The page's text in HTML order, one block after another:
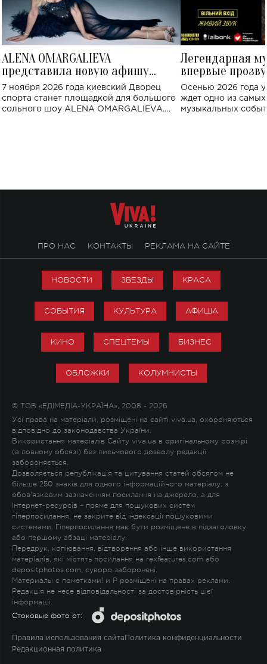
ALENA OMARGALIEVA
представила новую афишу
большого концерта во Дворце
спорта
7 ноября 2026 года киевский Дворец
спорта станет площадкой для большого
сольного шоу ALENA OMARGALIEVA.
Легендарная
впервые
Украине: где
Осенью 2026 года
ждет одно из
музыкальных
ПРО НАС КОНТАКТЫ РЕКЛАМА НА САЙТЕ
НОВОСТИ ЗВЕЗДЫ КРАСА
СОБЫТИЯ КУЛЬТУРА АФИША
КИНО СПЕЦТЕМЫ БИЗНЕС
ОБЛОЖКИ КОЛУМНИСТЫ
© ТОВ «ЕДІМЕДІА-УКРАЇНА», 2008 - 2026
Усі права на матеріали, розміщені на сайті viva.ua, охороняються
відповідно до законодавства України.
Використання матеріалів Сайту viva.ua в оригінальному розмірі
(в повному обсязі) без письмового дозволу редакції
забороняється.
Дозволяється републікація та цитування статей обсягом не
більше 250 знаків для одного інформаційного матеріалу, з
обов'язковим зазначенням посилання на джерело, а для
Інтернет-ресурсів – пряме для пошукових систем
гіперпосилання, не закрите від індексації пошуковими
системами. Гіперпосилання має бути розміщене в підзаголовку
або першому абзаці матеріалу.
Передрук, копіювання, відтворення або інше використання
матеріалів, які містять посилання на rexfeatures.com або
depositphotos.com, суворо заборонені.
Материалы с пометками! и P розміщені на правах реклами.
Редакція не несе відповідальності за достовірність цієї
інформації.
Стоковые фото от:
Правила использования сайта Политика конфиденциальности
Редакционная политика